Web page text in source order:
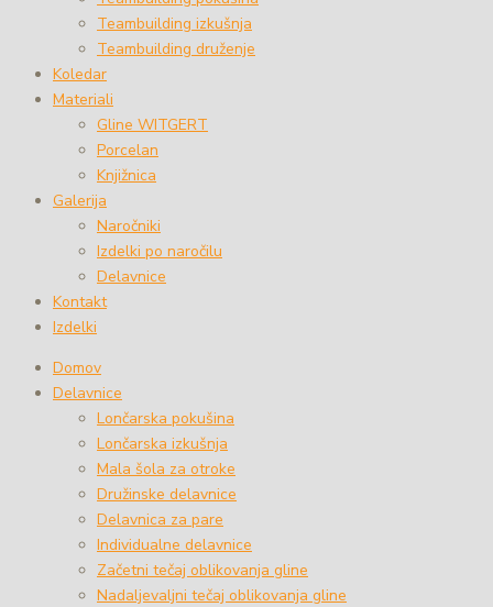
Teambuilding izkušnja
Teambuilding druženje
Koledar
Materiali
Gline WITGERT
Porcelan
Knjižnica
Galerija
Naročniki
Izdelki po naročilu
Delavnice
Kontakt
Izdelki
Domov
Delavnice
Lončarska pokušina
Lončarska izkušnja
Mala šola za otroke
Družinske delavnice
Delavnica za pare
Individualne delavnice
Začetni tečaj oblikovanja gline
Nadaljevaljni tečaj oblikovanja gline